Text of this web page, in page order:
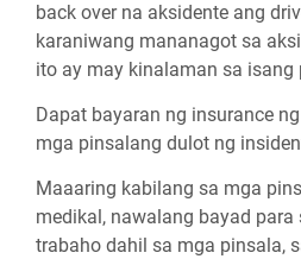
back over na aksidente ang
karaniwang mananagot sa
ito ay may kinalaman sa isang
Dapat bayaran ng insurance
mga pinsalang dulot ng
Maaaring kabilang sa mga
medikal, nawalang bayad
trabaho dahil sa mga pinsala,